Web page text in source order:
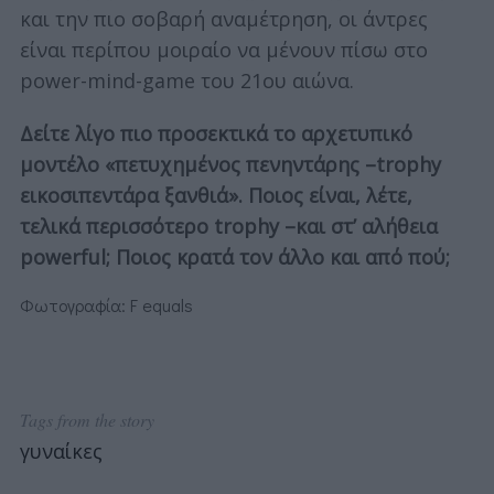
και την πιο σοβαρή αναμέτρηση, οι άντρες
είναι περίπου μοιραίο να μένουν πίσω στο
power-mind-game του 21ου αιώνα.
Δείτε λίγο πιο προσεκτικά το αρχετυπικό
μοντέλο «πετυχημένος πενηντάρης –trophy
εικοσιπεντάρα ξανθιά». Ποιος είναι, λέτε,
τελικά περισσότερο trophy –και στ’ αλήθεια
powerful; Ποιος κρατά τον άλλο και από πού;
Φωτογραφία: F equals
Tags from the story
γυναίκες